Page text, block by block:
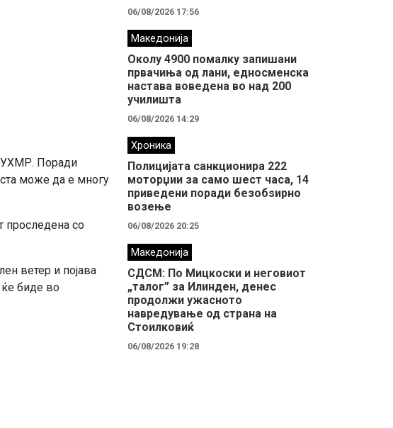
УХМР. Поради
може да е многу
проследена со
ветер и појава
биде во
06/08/2026 17:56
Македонија
Околу 4900 помалку запишани
првачиња од лани, едносменска
настава воведена во над 200
училишта
06/08/2026 14:29
Хроника
Полицијата санкционира 222
моторџии за само шест часа, 14
приведени поради безобѕирно
возење
06/08/2026 20:25
Македонија
СДСМ: По Мицкоски и неговиот
„талог” за Илинден, денес
продолжи ужасното
навредување од страна на
Стоилковиќ
06/08/2026 19:28